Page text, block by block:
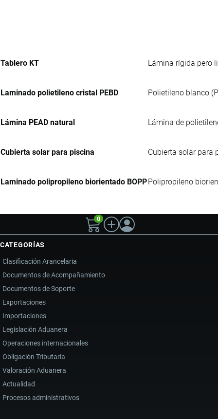
Tablero KT Lámina rígida pero
Laminado polietileno cristal PEBD Polietileno blanco
Lámina PEAD natural Lámina de
Cubierta solar para piscina Cubierta solar para
Laminado polipropileno biorientado BOPP Polipropileno
0
CATEGORÍAS
Clasificación Arancelaria
Documentos de Acompañamiento
Documentos de Soporte
Exportaciones
Importaciones
Legislación Aduanera
Operaciones internacionales
Obligación Tributaria
Valoración Aduanera
Actualidad
Procesos administrativos